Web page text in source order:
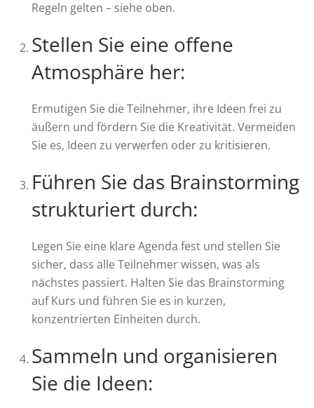
Regeln gelten – siehe oben.
Stellen Sie eine offene
Atmosphäre her:
Ermutigen Sie die Teilnehmer, ihre Ideen frei zu
äußern und fördern Sie die Kreativität. Vermeiden
Sie es, Ideen zu verwerfen oder zu kritisieren.
Führen Sie das Brainstorming
strukturiert durch:
Legen Sie eine klare Agenda fest und stellen Sie
sicher, dass alle Teilnehmer wissen, was als
nächstes passiert. Halten Sie das Brainstorming
auf Kurs und führen Sie es in kurzen,
konzentrierten Einheiten durch.
Sammeln und organisieren
Sie die Ideen: